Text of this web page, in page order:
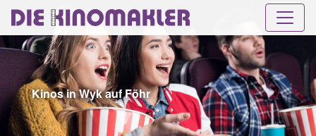
Kinos in Wyk auf Föhr